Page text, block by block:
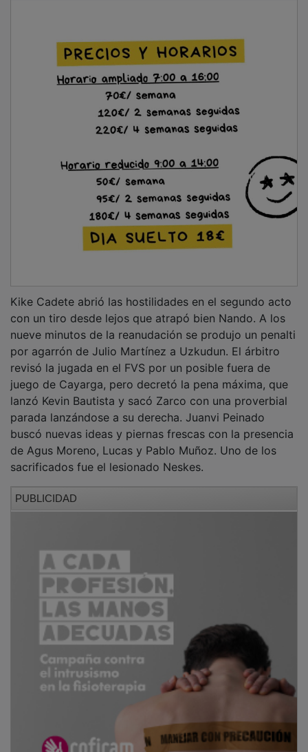
nueve minutos de la reanudación se produjo un penalti
por agarrón de Julio Martínez a Uzkudun. El árbitro
revisó la jugada en el FVS por un posible fuera de
juego de Cayarga, pero decretó la pena máxima, que
lanzó Kevin Bautista y sacó Zarco con una proverbial
parada lanzándose a su derecha. Juanvi Peinado
buscó nuevas ideas y piernas frescas con la presencia
de Agus Moreno, Lucas y Pablo Muñoz. Uno de los
sacrificados fue el lesionado Neskes.
falta que remató Ablanque, opción que desbarató la
zaga local junto al palo. David Amigo cogió un
despeje en el pico del área y su golpeo lo atrapó
Nando con seguridad.
Al contragolpe, los revulsivos Alcalde y Agus Moreno
hicieron sendos remates muy desviados. El conjunto
alcarreño siguió al ataque y Unax dio un gran pase a
Samu Mayo, quien, entre centrales, disparó muy
cruzado. Al contragolpe, Alcalde robó un balón y lo
penalti firmando un golazo, el 2-1, con un golpeo
desde más de veinte metros ante el que nada pudo